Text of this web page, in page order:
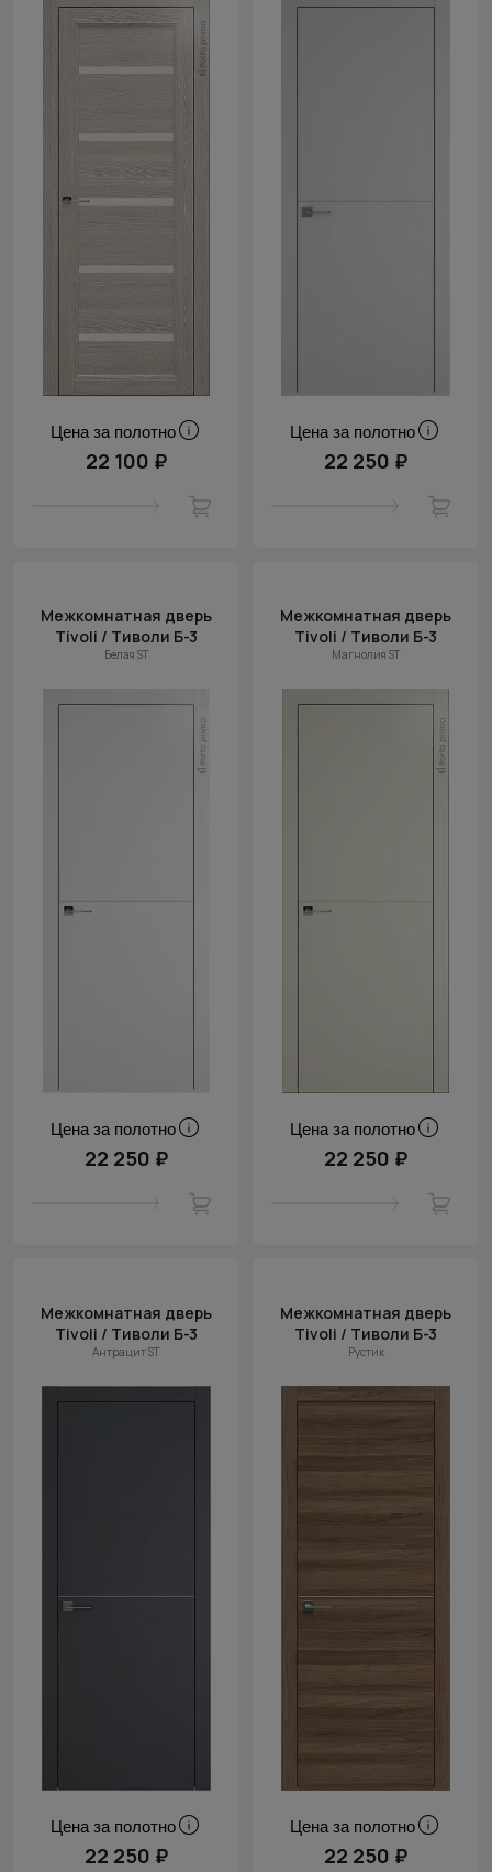
Цена за полотно
22 100 ₽
Цена за полотно
22 250 ₽
Межкомнатная дверь
Tivoli / Тиволи Б-3
Белая ST
Цена за полотно
22 250 ₽
Межкомнатная дверь
Tivoli / Тиволи Б-3
Магнолия ST
Цена за полотно
22 250 ₽
Межкомнатная дверь
Tivoli / Тиволи Б-3
Антрацит ST
Цена за полотно
22 250 ₽
Межкомнатная дверь
Tivoli / Тиволи Б-3
Рустик
Цена за полотно
22 250 ₽